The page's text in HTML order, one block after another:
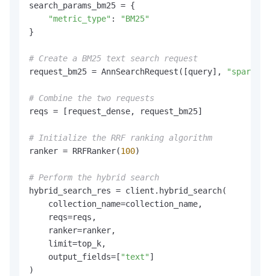
search_params_bm25 = {
"metric_type" :
"BM25"
}
# Create a BM25 text search request
request_bm25 = AnnSearchRequest([query],
# Combine the two requests
reqs = [request_dense, request_bm25]
# Initialize the RRF ranking algorithm
ranker = RRFRanker(100)
# Perform the hybrid search
hybrid_search_res = client.hybrid_search(
    collection_name=collection_name,
    reqs=reqs,
    ranker=ranker,
    limit=top_k,
    output_fields=[
"text" ]
)